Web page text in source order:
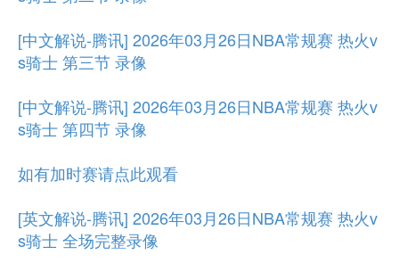
[中文解说-腾讯] 2026年03月26日NBA常规赛 热火v
s骑士 第三节 录像
[中文解说-腾讯] 2026年03月26日NBA常规赛 热火v
s骑士 第四节 录像
如有加时赛请点此观看
[英文解说-腾讯] 2026年03月26日NBA常规赛 热火v
s骑士 全场完整录像